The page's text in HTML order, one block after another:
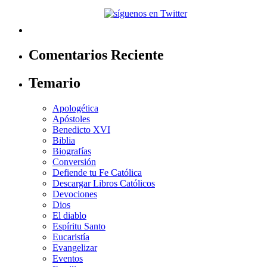
Comentarios Reciente
Temario
Apologética
Apóstoles
Benedicto XVI
Biblia
Biografías
Conversión
Defiende tu Fe Católica
Descargar Libros Católicos
Devociones
Dios
El diablo
Espíritu Santo
Eucaristía
Evangelizar
Eventos